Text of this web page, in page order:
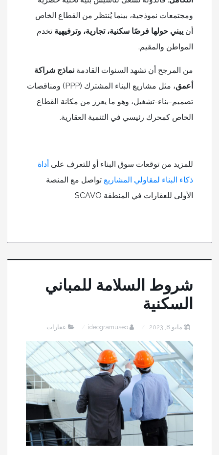
ومجتمعات نموذجية، بينما يُنتظر من القطاع الخاص
أن يبني حولها فرصًا سكنية، تجارية، وترفيهية تخدم
المواطن والمقيم.
من المرجح أن تشهد السنوات القادمة نماذج شراكة
أعمق
، مثل مشاريع البناء المشترك (PPP) ومناقصات
تصميم-بناء-تشغيل، وهو ما يعزز من مكانة القطاع
الخاص كمحرك رئيسي في التنمية العقارية.
للمزيد من توقعات سوق البناء أو للتعرف على أداة
ذكاء البناء لمقاولي المشاريع تواصل مع المنصة
الأولى للعقارات في المنطقة SCAVO
شروط السلامة للمباني
السكنية
مايو 8, 2023 ideogramuseo عقارات